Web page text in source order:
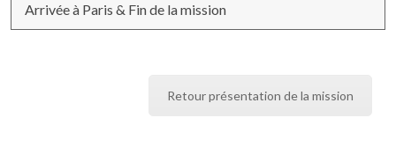
Arrivée à Paris & Fin de la mission
Retour présentation de la mission